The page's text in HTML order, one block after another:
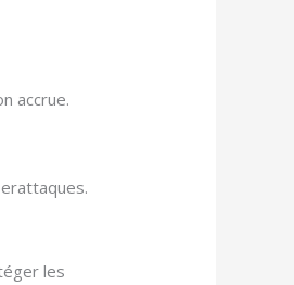
accrue.
les